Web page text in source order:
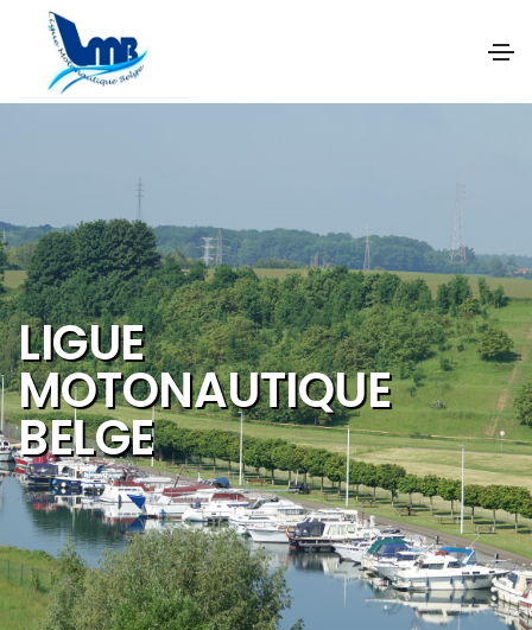
NOS OBJECTIFS SONT
DE PROMOUVOIR ET DE
DEVELOPPER :
Les activités et
sports nautiques
Le tourisme de
qualité
La mobilité douce